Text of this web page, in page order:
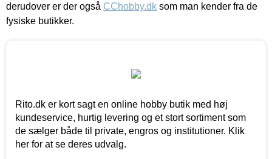
derudover er der også CChobby.dk som man kender fra de
fysiske butikker.
Rito.dk er kort sagt en online hobby butik med høj
kundeservice, hurtig levering og et stort sortiment som
de sælger både til private, engros og institutioner. Klik
her for at se deres udvalg.